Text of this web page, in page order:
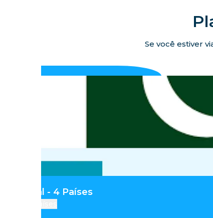
Se você estiver
Central - 4 Países